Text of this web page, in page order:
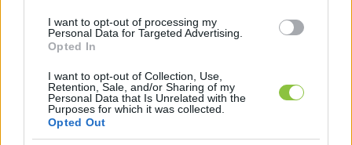
I want to opt-out of processing my
Personal Data for Targeted Advertising.
Opted In
I want to opt-out of Collection, Use,
Retention, Sale, and/or Sharing of my
Personal Data that Is Unrelated with the
Purposes for which it was collected.
Opted Out
A saját, 16,35 százalékos eredménye nem érte
meglepetésként, mert a közvélemény-
kutatások és az emberekkel folytatott
beszélgetések is ezt sejtették. „Sokan mondták:
támogatnak és szeretnek, de aggódnak, hogyha